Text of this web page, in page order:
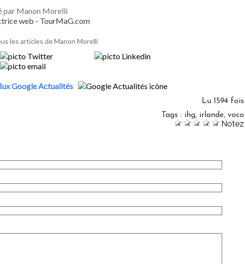
par Manon Morelli
web - TourMaG.com
les articles de Manon Morelli
Google Actualités
Lu 1594 fois
Tags : ihg, irlande, voco
Notez